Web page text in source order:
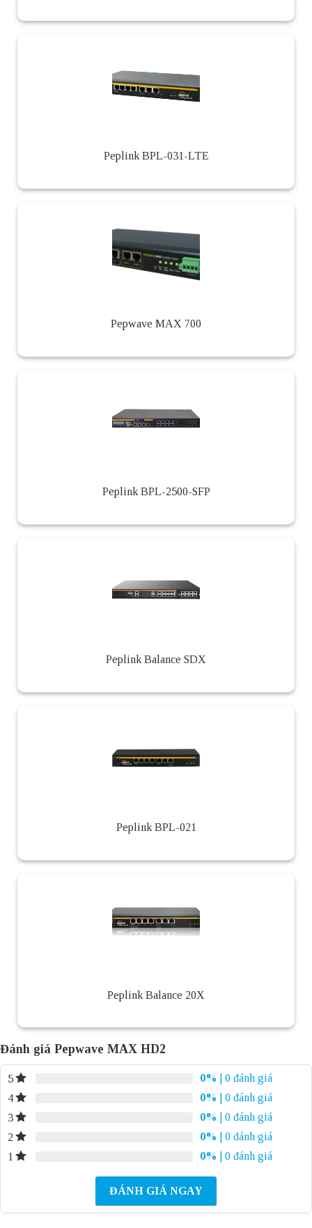
Peplink BPL-031-LTE
Pepwave MAX 700
Peplink BPL-2500-SFP
Peplink Balance SDX
Peplink BPL-021
Peplink Balance 20X
Đánh giá Pepwave MAX HD2
5 0%
| 0 đánh giá
4
0%
| 0 đánh giá
3
0%
| 0 đánh giá
2
0%
| 0 đánh giá
1
0% | 0 đánh giá
ĐÁNH GIÁ NGAY